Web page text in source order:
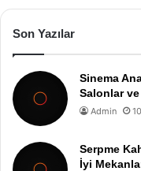
Son Yazılar
Sinema
Salonlar
Admin
Serpme
İyi